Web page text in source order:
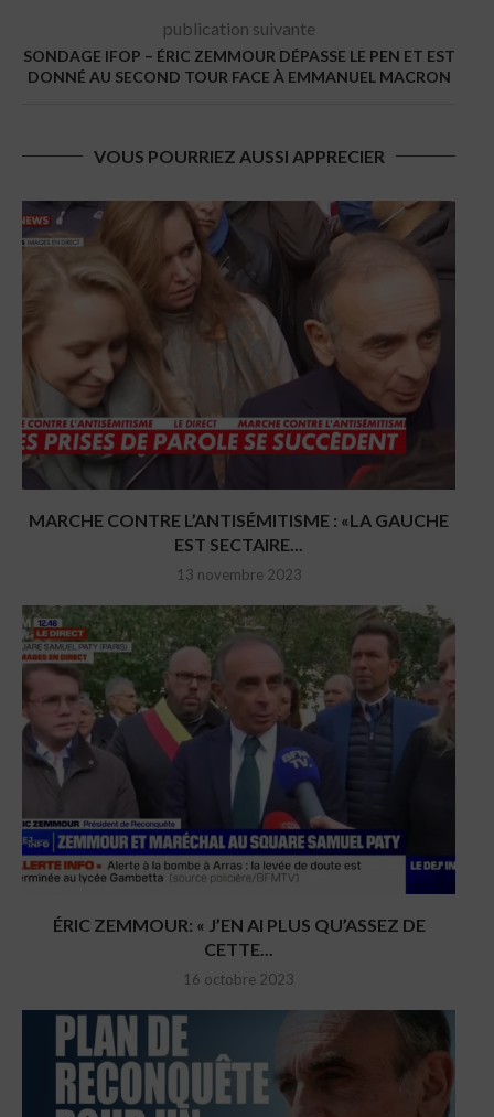
publication suivante
SONDAGE IFOP – ÉRIC ZEMMOUR DÉPASSE LE PEN ET EST
DONNÉ AU SECOND TOUR FACE À EMMANUEL MACRON
VOUS POURRIEZ AUSSI APPRECIER
MARCHE CONTRE L’ANTISÉMITISME : «LA GAUCHE
EST SECTAIRE...
13 novembre 2023
ÉRIC ZEMMOUR: « J’EN AI PLUS QU’ASSEZ DE
CETTE...
16 octobre 2023